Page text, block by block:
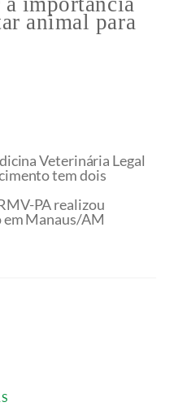
animal para
Veterinária Legal
tem dois
PA realizou
em Manaus/AM